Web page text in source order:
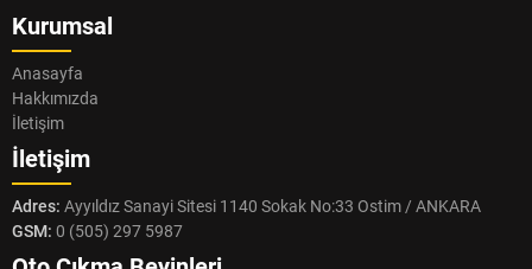
Kurumsal
Anasayfa
Hakkımızda
İletişim
İletişim
Adres: Ayyıldız Sanayi Sitesi 1140 Sokak No:33 Ostim / ANKARA
GSM: 0 (505) 297 5987